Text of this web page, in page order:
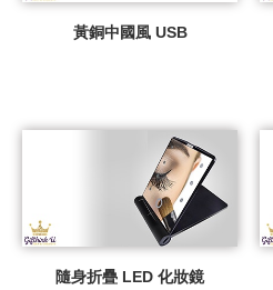
黃銅中國風 USB
隨身折疊 LED 化妝鏡